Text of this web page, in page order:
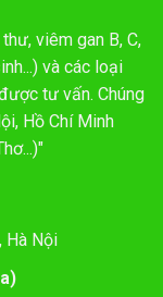
viêm gan B, C,
và các loại
tư vấn. Chúng
Hồ Chí Minh
Hà Nội